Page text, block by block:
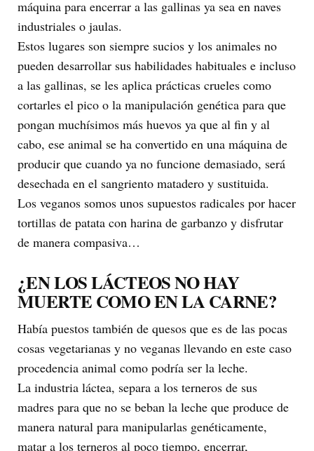
máquina para encerrar a las gallinas ya sea en naves
industriales o jaulas.
Estos lugares son siempre sucios y los animales no
pueden desarrollar sus habilidades habituales e incluso
a las gallinas, se les aplica prácticas crueles como
cortarles el pico o la manipulación genética para que
pongan muchísimos más huevos ya que al fin y al
cabo, ese animal se ha convertido en una máquina de
producir que cuando ya no funcione demasiado, será
desechada en el sangriento matadero y sustituida.
Los veganos somos unos supuestos radicales por hacer
tortillas de patata con harina de garbanzo y disfrutar
de manera compasiva…
¿EN LOS LÁCTEOS NO HAY
MUERTE COMO EN LA CARNE?
Había puestos también de quesos que es de las pocas
cosas vegetarianas y no veganas llevando en este caso
procedencia animal como podría ser la leche.
La industria láctea, separa a los terneros de sus
madres para que no se beban la leche que produce de
manera natural para manipularlas genéticamente,
matar a los terneros al poco tiempo, encerrar,